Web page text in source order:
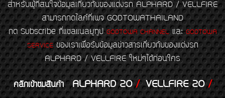
สำหรับผู้ที่สนใจข้อมูลเกี่ยวกับของแต่งรถ ALPHARD / VELLFIRE
สามารถกดไลค์ที่เพจ GODTOWATHAILAND
กด Subscribe ที่แชลแนลยูทูป GODTOWA CHANNELและGODTOWA
SERVICEของเราเพื่อรับข้อมูลข่าวสารเกี่ยวกับของแต่งรถ
ALPHARD / VELLFIRE ใหม่ๆได้ก่อนใคร
คลิกเข้าชมสินค้า ALPHARD 20/VELLFIRE 20/